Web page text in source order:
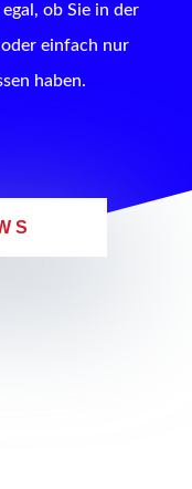
ob Sie in der
einfach nur
haben.